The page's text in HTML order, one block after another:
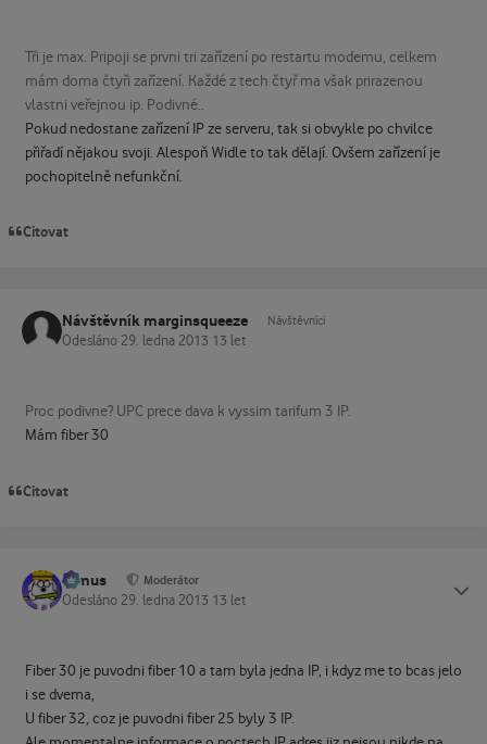
Tři je max. Pripoji se prvni tri zařízení po restartu modemu, celkem
mám doma čtyři zařízení. Každé z tech čtyř ma však prirazenou
vlastni veřejnou ip. Podivné..
Pokud nedostane zařízení IP ze serveru, tak si obvykle po chvilce
přiřadí nějakou svoji. Alespoň Widle to tak dělají. Ovšem zařízení je
pochopitelně nefunkční.
Citovat
Návštěvník marginsqueeze Návštěvníci
Odesláno 29. ledna 2013 13 let
Proc podivne? UPC prece dava k vyssim tarifum 3 IP.
Mám fiber 30
Citovat
tomus Moderátor
Odesláno 29. ledna 2013 13 let
Fiber 30 je puvodni fiber 10 a tam byla jedna IP, i kdyz me to bcas jelo
i se dvema,
U fiber 32, coz je puvodni fiber 25 byly 3 IP.